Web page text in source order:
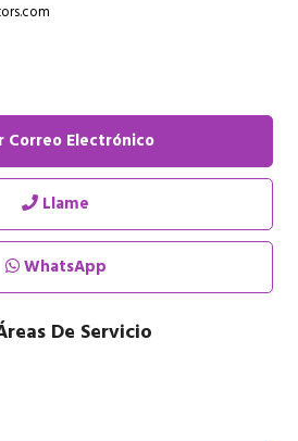
Correo Electrónico
Llame
WhatsApp
De Servicio